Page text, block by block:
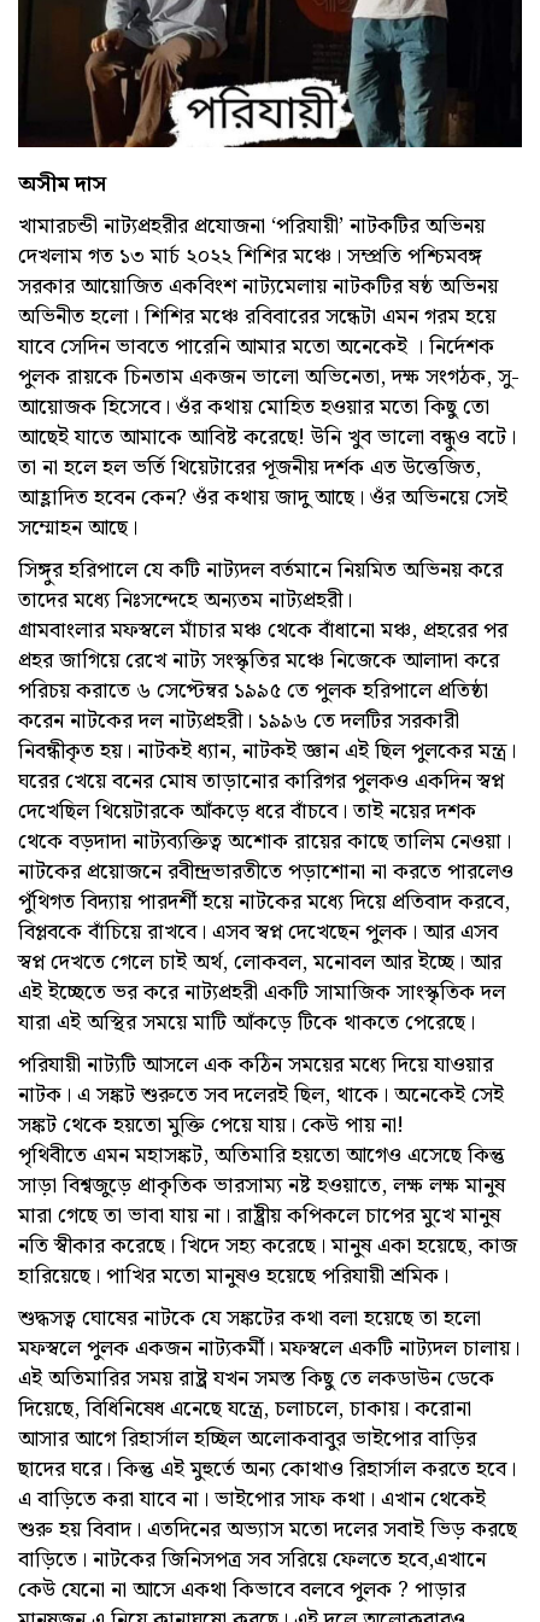
অসীম দাস
খামারচন্ডী নাট্যপ্রহরীর প্রযোজনা ‘পরিযায়ী’ নাটকটির অভিনয়
দেখলাম গত ১৩ মার্চ ২০২২ শিশির মঞ্চে। সম্প্রতি পশ্চিমবঙ্গ
সরকার আয়োজিত একবিংশ নাট্যমেলায় নাটকটির ষষ্ঠ অভিনয়
অভিনীত হলো। শিশির মঞ্চে রবিবারের সন্ধেটা এমন গরম হয়ে
যাবে সেদিন ভাবতে পারেনি আমার মতো অনেকেই । নির্দেশক
পুলক রায়কে চিনতাম একজন ভালো অভিনেতা, দক্ষ সংগঠক, সু-
আয়োজক হিসেবে। ওঁর কথায় মোহিত হওয়ার মতো কিছু তো
আছেই যাতে আমাকে আবিষ্ট করেছে! উনি খুব ভালো বন্ধুও বটে।
তা না হলে হল ভর্তি থিয়েটারের পূজনীয় দর্শক এত উত্তেজিত,
আহ্লাদিত হবেন কেন? ওঁর কথায় জাদু আছে। ওঁর অভিনয়ে সেই
সম্মোহন আছে।
সিঙ্গুর হরিপালে যে কটি নাট্যদল বর্তমানে নিয়মিত অভিনয় করে
তাদের মধ্যে নিঃসন্দেহে অন্যতম নাট্যপ্রহরী।
গ্রামবাংলার মফস্বলে মাঁচার মঞ্চ থেকে বাঁধানো মঞ্চ, প্রহরের পর
প্রহর জাগিয়ে রেখে নাট্য সংস্কৃতির মঞ্চে নিজেকে আলাদা করে
পরিচয় করাতে ৬ সেপ্টেম্বর ১৯৯৫ তে পুলক হরিপালে প্রতিষ্ঠা
করেন নাটকের দল নাট্যপ্রহরী। ১৯৯৬ তে দলটির সরকারী
নিবন্ধীকৃত হয়। নাটকই ধ্যান, নাটকই জ্ঞান এই ছিল পুলকের মন্ত্র।
ঘরের খেয়ে বনের মোষ তাড়ানোর কারিগর পুলকও একদিন স্বপ্ন
দেখেছিল থিয়েটারকে আঁকড়ে ধরে বাঁচবে। তাই নয়ের দশক
থেকে বড়দাদা নাট্যব্যক্তিত্ব অশোক রায়ের কাছে তালিম নেওয়া।
নাটকের প্রয়োজনে রবীন্দ্রভারতীতে পড়াশোনা না করতে পারলেও
পুঁথিগত বিদ্যায় পারদর্শী হয়ে নাটকের মধ্যে দিয়ে প্রতিবাদ করবে,
বিপ্লবকে বাঁচিয়ে রাখবে। এসব স্বপ্ন দেখেছেন পুলক। আর এসব
স্বপ্ন দেখতে গেলে চাই অর্থ, লোকবল, মনোবল আর ইচ্ছে। আর
এই ইচ্ছেতে ভর করে নাট্যপ্রহরী একটি সামাজিক সাংস্কৃতিক দল
যারা এই অস্থির সময়ে মাটি আঁকড়ে টিকে থাকতে পেরেছে।
পরিযায়ী নাট্যটি আসলে এক কঠিন সময়ের মধ্যে দিয়ে যাওয়ার
নাটক। এ সঙ্কট শুরুতে সব দলেরই ছিল, থাকে। অনেকেই সেই
সঙ্কট থেকে হয়তো মুক্তি পেয়ে যায়। কেউ পায় না!
পৃথিবীতে এমন মহাসঙ্কট, অতিমারি হয়তো আগেও এসেছে কিন্তু
সাড়া বিশ্বজুড়ে প্রাকৃতিক ভারসাম্য নষ্ট হওয়াতে, লক্ষ লক্ষ মানুষ
মারা গেছে তা ভাবা যায় না। রাষ্ট্রীয় কপিকলে চাপের মুখে মানুষ
নতি স্বীকার করেছে। খিদে সহ্য করেছে। মানুষ একা হয়েছে, কাজ
হারিয়েছে। পাখির মতো মানুষও হয়েছে পরিযায়ী শ্রমিক।
শুদ্ধসত্ব ঘোষের নাটকে যে সঙ্কটের কথা বলা হয়েছে তা হলো
মফস্বলে পুলক একজন নাট্যকর্মী। মফস্বলে একটি নাট্যদল চালায়।
এই অতিমারির সময় রাষ্ট্র যখন সমস্ত কিছু তে লকডাউন ডেকে
দিয়েছে, বিধিনিষেধ এনেছে যন্ত্রে, চলাচলে, চাকায়। করোনা
আসার আগে রিহার্সাল হচ্ছিল অলোকবাবুর ভাইপোর বাড়ির
ছাদের ঘরে। কিন্তু এই মুহুর্তে অন্য কোথাও রিহার্সাল করতে হবে।
এ বাড়িতে করা যাবে না। ভাইপোর সাফ কথা। এখান থেকেই
শুরু হয় বিবাদ। এতদিনের অভ্যাস মতো দলের সবাই ভিড় করছে
বাড়িতে। নাটকের জিনিসপত্র সব সরিয়ে ফেলতে হবে,এখানে
কেউ যেনো না আসে একথা কিভাবে বলবে পুলক ? পাড়ার